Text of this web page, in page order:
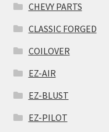
CHEVY PARTS
CLASSIC FORGED
COILOVER
EZ-AIR
EZ-BLUST
EZ-PILOT